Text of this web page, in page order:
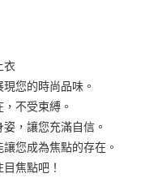
衣
您的時尚品味。
不受束縛。
，讓您充滿自信。
您成為焦點的存在。
焦點吧！